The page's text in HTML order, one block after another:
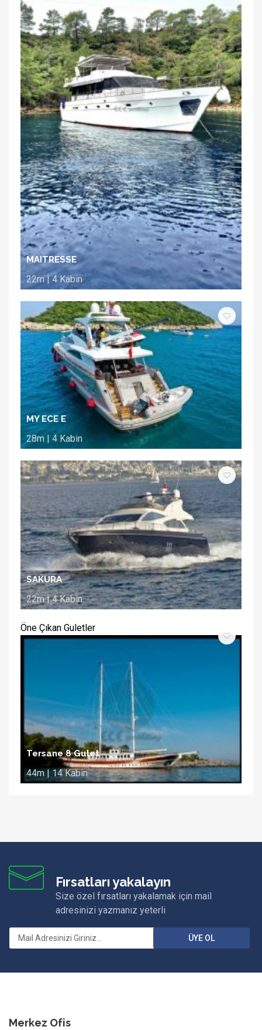
MAITRESSE
22m | 4 Kabin
MY ECE E
28m | 4 Kabin
SAKURA
22m | 4 Kabin
Öne Çıkan Guletler
Tersane 8 Gulet
44m | 14 Kabin
Fırsatları yakalayın
Size özel fırsatları yakalamak için mail
adresinizi yazmanız yeterli
ÜYE OL
Merkez Ofis